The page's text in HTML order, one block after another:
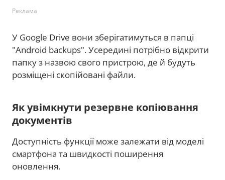
Реклама
У Google Drive вони зберігатимуться в папці
"Android backups". Усередині потрібно відкрити
папку з назвою свого пристрою, де й будуть
розміщені скопійовані файли.
Як увімкнути резервне копіювання
документів
Доступність функції може залежати від моделі
смартфона та швидкості поширення
оновлення.